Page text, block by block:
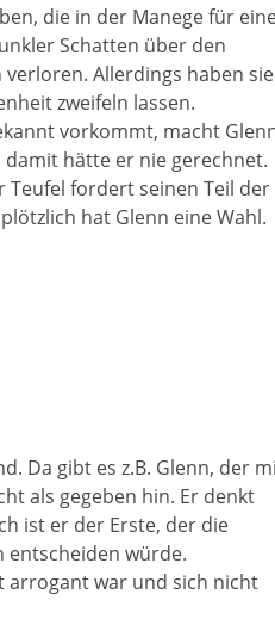
die in der Manege für
Schatten über den
Allerdings haben sie
zweifeln lassen.
vorkommt, macht
hätte er nie gerechnet.
Teufel fordert seinen Teil der
hat Glenn eine Wahl.
Da gibt es z.B. Glenn, der
als gegeben hin. Er denkt
ist er der Erste, der die
entscheiden würde.
arrogant war und sich nicht